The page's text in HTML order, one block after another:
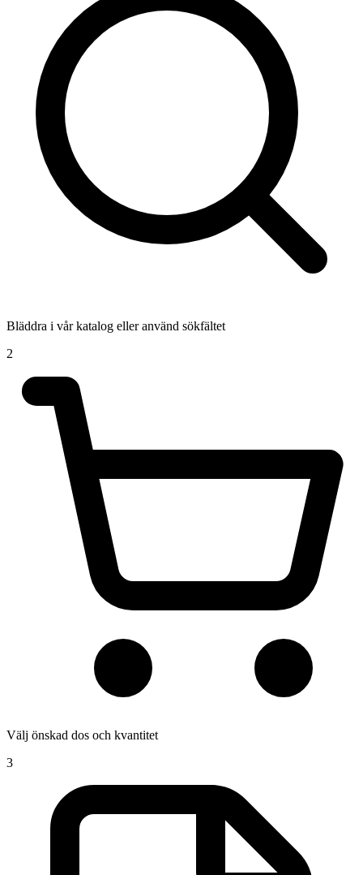
Bläddra i vår katalog eller använd sökfältet
2
Välj önskad dos och kvantitet
3